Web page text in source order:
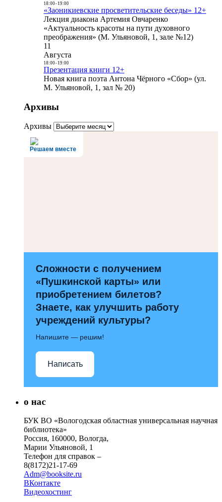
18:00- 19:00
«Заоникиевские просветительские беседы» 12+
Лекция диакона Артемия Овчаренко
«Актуальность красоты на пути духовного
преображения» (М. Ульяновой, 1, зале №12)
11
Августа
18:00- 19:00
Презентация книги 12+
Новая книга поэта Антона Чёрного «Сбор» (ул.
М. Ульяновой, 1, зал № 20)
Архивы
Архивы
Решаем вместе
Сложности с получением
«Пушкинской карты» или
приобретением билетов?
Знаете, как улучшить работу
учреждений культуры?
Напишите — решим!
Написать
о нас
БУК ВО «Вологодская областная универсальная научная
библиотека»
Россия, 160000, Вологда,
Марии Ульяновой, 1
Телефон для справок –
8(8172)21-17-69
Adm@booksite.ru
ВКонтакте
Видеохостинг